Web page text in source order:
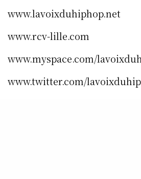
www.lavoixduhiphop.net
www.rcv-lille.com
www.myspace.com/
www.twitter.com/